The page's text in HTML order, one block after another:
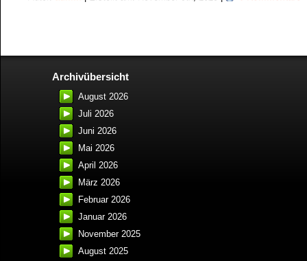
Archivübersicht
August 2026
Juli 2026
Juni 2026
Mai 2026
April 2026
März 2026
Februar 2026
Januar 2026
November 2025
August 2025